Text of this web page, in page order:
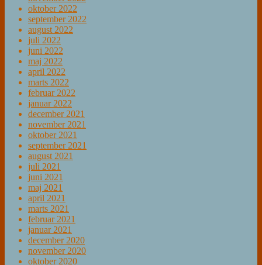
oktober 2022
september 2022
august 2022
juli 2022
juni 2022
maj 2022
april 2022
marts 2022
februar 2022
januar 2022
december 2021
november 2021
oktober 2021
september 2021
august 2021
juli 2021
juni 2021
maj 2021
april 2021
marts 2021
februar 2021
januar 2021
december 2020
november 2020
oktober 2020